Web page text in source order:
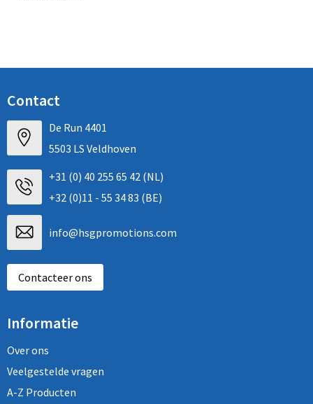
Contact
De Run 4401
5503 LS Veldhoven
+31 (0) 40 255 65 42 (NL)
+32 (0)11 - 55 34 83 (BE)
info@hsgpromotions.com
Contacteer ons
Informatie
Over ons
Veelgestelde vragen
A-Z Producten